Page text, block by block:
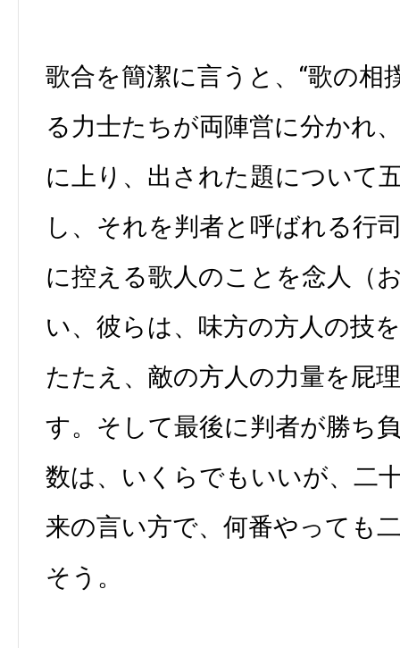
歌合を簡潔に言うと、“歌の相
る力士たちが両陣営に分かれ
に上り、出された題について
し、それを判者と呼ばれる行
に控える歌人のことを念人（
い、彼らは、味方の方人の技
たたえ、敵の方人の力量を屁
す。そして最後に判者が勝ち
数は、いくらでもいいが、二
来の言い方で、何番やっても
そう。